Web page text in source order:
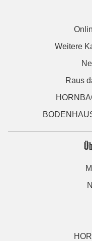
Weitere
Raus